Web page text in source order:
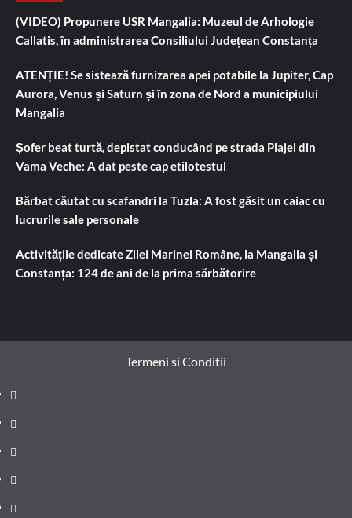
(VIDEO) Propunere USR Mangalia: Muzeul de Arhologie
Callatis, în administrarea Consiliului Județean Constanța
ATENȚIE! Se sistează furnizarea apei potabile la Jupiter, Cap
Aurora, Venus și Saturn și în zona de Nord a municipiului
Mangalia
Șofer beat turtă, depistat conducând pe strada Plajei din
Vama Veche: A dat peste cap etilotestul
Bărbat căutat cu scafandri la Tuzla: A fost găsit un caiac cu
lucrurile sale personale
Activitățile dedicate Zilei Marinei Române, la Mangalia și
Constanța: 124 de ani de la prima sărbătorire
Termeni si Conditii
Prima
pagină
Știri
de
ultima
Administrație
locală
Actualitate
Justiție